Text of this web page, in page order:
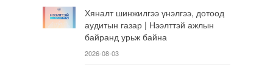
Хяналт шинжилгээ үнэлгээ, дотоод
аудитын газар | Нээлттэй ажлын
байранд урьж байна
2026-08-03